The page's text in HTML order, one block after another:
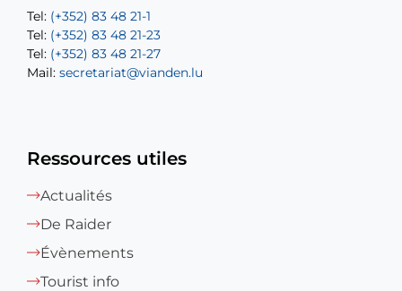
Tel: (+352) 83 48 21-1
Tel: (+352) 83 48 21-23
Tel: (+352) 83 48 21-27
Mail: secretariat@vianden.lu
Tel: (+352) 83 48 21-20
Tel: (+352) 83 48 21-22
Mail:sofia.carvalho@vianden.lu
Mail: diane.storn@vianden.lu
Ressources utiles
Actualités
De Raider
Évènements
Tourist info